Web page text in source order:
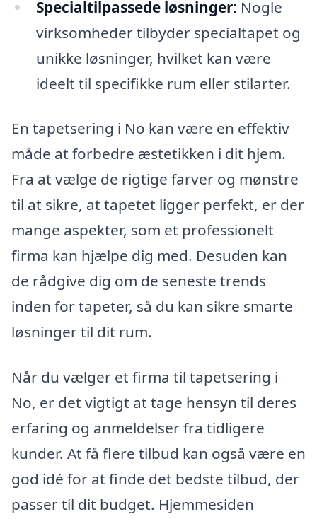
Specialtilpassede løsninger: Nogle
virksomheder tilbyder specialtapet og
unikke løsninger, hvilket kan være
ideelt til specifikke rum eller stilarter.
En tapetsering i No kan være en effektiv
måde at forbedre æstetikken i dit hjem.
Fra at vælge de rigtige farver og mønstre
til at sikre, at tapetet ligger perfekt, er der
mange aspekter, som et professionelt
firma kan hjælpe dig med. Desuden kan
de rådgive dig om de seneste trends
inden for tapeter, så du kan sikre smarte
løsninger til dit rum.
Når du vælger et firma til tapetsering i
No, er det vigtigt at tage hensyn til deres
erfaring og anmeldelser fra tidligere
kunder. At få flere tilbud kan også være en
god idé for at finde det bedste tilbud, der
passer til dit budget. Hjemmesiden